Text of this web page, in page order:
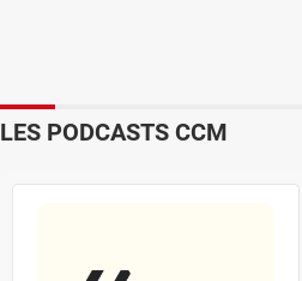
LES PODCASTS CCM